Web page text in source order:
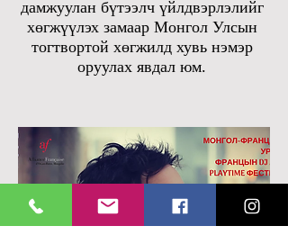
дамжуулан бүтээлч үйлдвэрлэлийг
хөгжүүлэх замаар Монгол Улсын
тогтвортой хөгжилд хувь нэмэр
оруулах явдал юм.